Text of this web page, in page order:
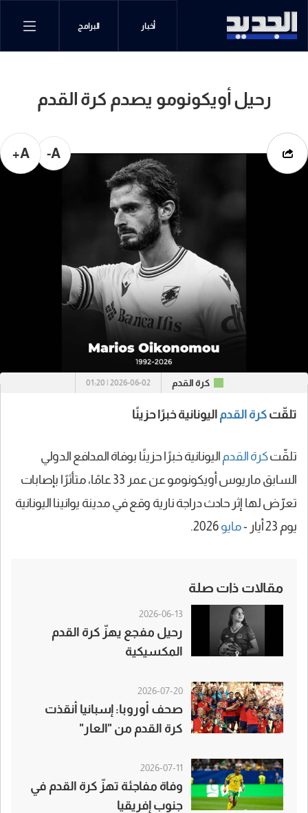
أخبار البرامج
رحيل أويكونومو يصدم كرة القدم
A-
A+
كرة القدم 2026-06-02 | 01:20
تلقّت كرة القدم اليونانية خبرًا حزينًا
تلقّتكرة القدم اليونانية خبرًا حزينًا بوفاة المدافع الدولي
السابق ماريوس أويكونومو عن عمر 33 عامًا، متأثرًا بإصابات
تعرّض لها إثر حادث دراجة نارية وقع في مدينة يوانينا اليونانية
يوم 23 أيار -
مايو
مقالات ذات صلة
2026-06-13
رحيل مفجع يهزّ كرة القدم
المكسيكية
2026-07-20
صحف أوروبا: إسبانيا أنقذت
كرة القدم من "العار"
2026-07-11
وفاة مفاجئة تهزّ كرة القدم في
جنوب إفريقيا